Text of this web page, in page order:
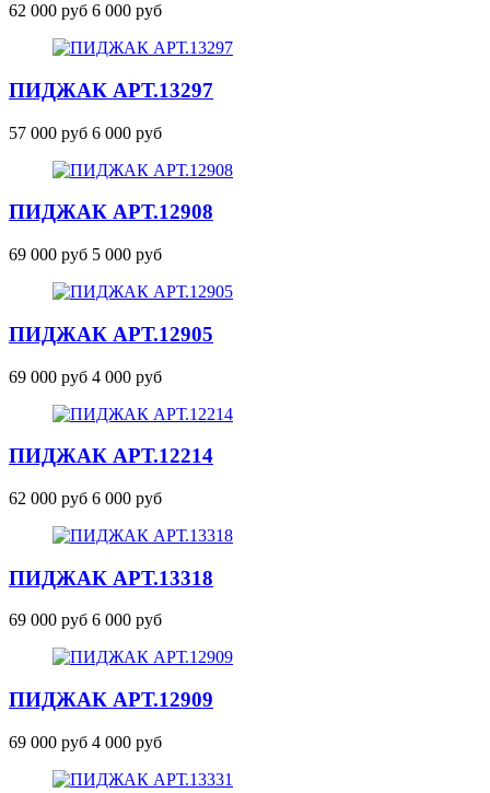
62 000 руб 6 000 руб
ПИДЖАК АРТ.13297
57 000 руб 6 000 руб
ПИДЖАК АРТ.12908
69 000 руб 5 000 руб
ПИДЖАК АРТ.12905
69 000 руб 4 000 руб
ПИДЖАК АРТ.12214
62 000 руб 6 000 руб
ПИДЖАК АРТ.13318
69 000 руб 6 000 руб
ПИДЖАК АРТ.12909
69 000 руб 4 000 руб